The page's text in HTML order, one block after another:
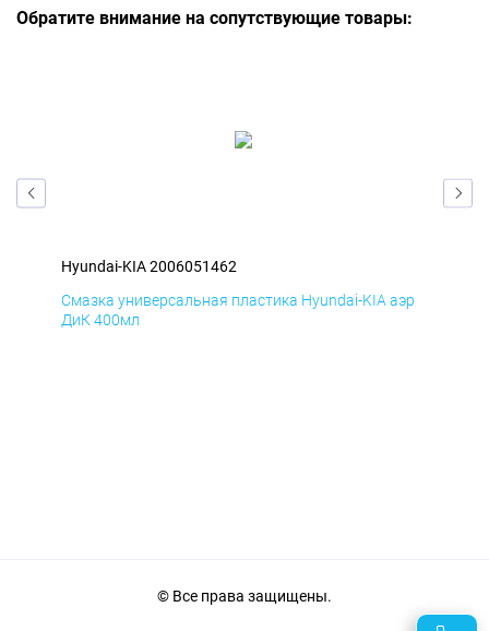
Обратите внимание на сопутствующие товары:
Hyundai-KIA 2006051462
Смазка универсальная пластика Hyundai-KIA аэр
ДиК 400мл
© Все права защищены.